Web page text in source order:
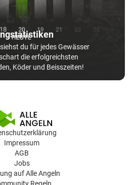
du für jedes Gewässer
die erfolgreichsten
Köder und Beisszeiten!
Impressum
AGB
Jobs
auf Alle Angeln
Regeln